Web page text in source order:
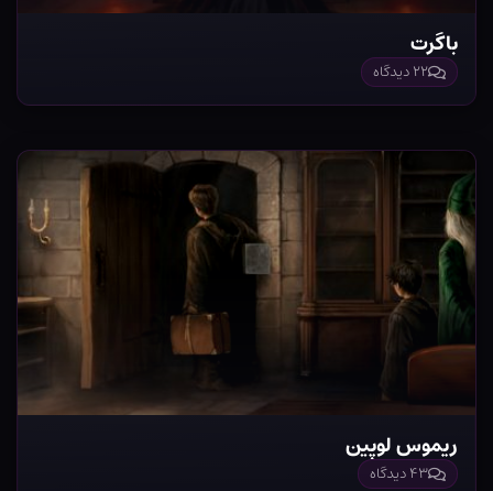
باگرت
۲۲ دیدگاه
ریموس لوپین
۴۳ دیدگاه